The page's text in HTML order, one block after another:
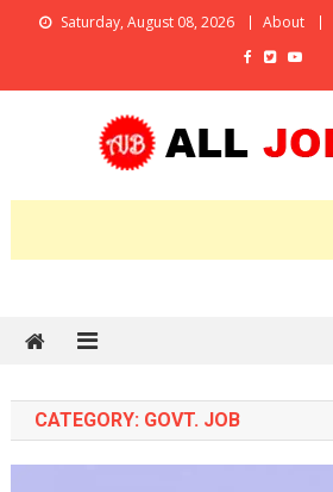
Saturday, August 08, 2026 About
All Job BD
CATEGORY: GOVT. JOB